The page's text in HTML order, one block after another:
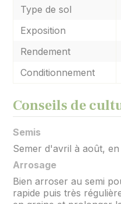
Type de sol
Exposition
Rendement
Conditionnement
Conseils de
Semis
Semer d'avril à août,
Arrosage
Bien arroser au semi
rapide puis très